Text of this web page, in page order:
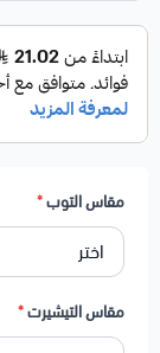
• التيشيرت اوفر
• القياسات
S : العرض 50سم , الطول 65سم
M: العرض 53سم , الطول 67سم
الرجاء اختيار
مقاس التوب*
مقاس التيشيرت*